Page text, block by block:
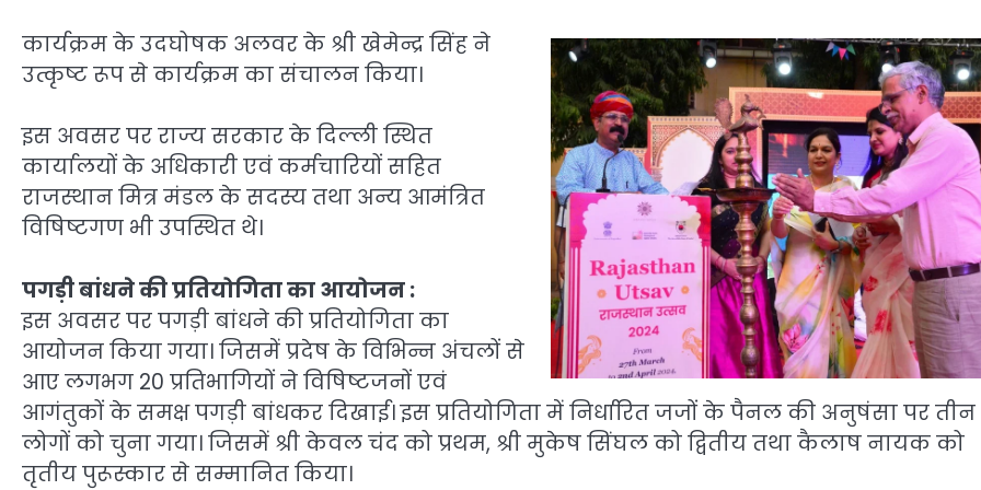
कार्यक्रम के उदघोषक अलवर के श्री खेमेन्द्र सिंह ने
उत्कृष्ट रूप से कार्यक्रम का संचालन किया।
इस अवसर पर राज्य सरकार के दिल्ली स्थित
कार्यालयों के अधिकारी एवं कर्मचारियों सहित
राजस्थान मित्र मंडल के सदस्य तथा अन्य आमंत्रित
विषिष्टगण भी उपस्थित थे।
पगड़ी बांधने की प्रतियोगिता का आयोजन :
इस अवसर पर पगड़ी बांधने की प्रतियोगिता का
आयोजन किया गया। जिसमें प्रदेष के विभिन्न अंचलों से
आए लगभग 20 प्रतिभागियों ने विषिष्टजनों एवं
आगंतुकों के समक्ष पगड़ी बांधकर दिखाई। इस प्रतियोगिता में निर्धारित जजों के पैनल की अनुषंसा पर तीन
लोगों को चुना गया। जिसमें श्री केवल चंद को प्रथम, श्री मुकेष सिंघल को द्वितीय तथा कैलाष नायक को
तृतीय पुरूस्कार से सम्मानित किया।